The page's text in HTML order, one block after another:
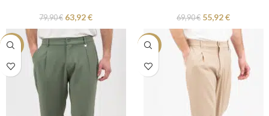
79,90€ 63,92€ 69,90€ 55,92€
-20% -20%